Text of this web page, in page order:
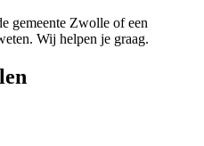
gemeente Zwolle of een
Wij helpen je graag.